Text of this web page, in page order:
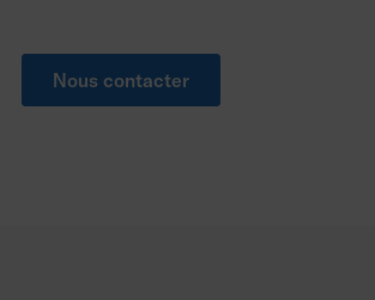
Nous contacter